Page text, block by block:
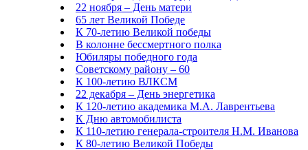
22 ноября – День матери
65 лет Великой Победе
К 70-летию Великой победы
В колонне бессмертного полка
Юбиляры победного года
Советскому району – 60
К 100-летию ВЛКСМ
22 декабря – День энергетика
К 120-летию академика М.А. Лаврентьева
К Дню автомобилиста
К 110-летию генерала-строителя Н.М. Иванова
К 80-летию Великой Победы